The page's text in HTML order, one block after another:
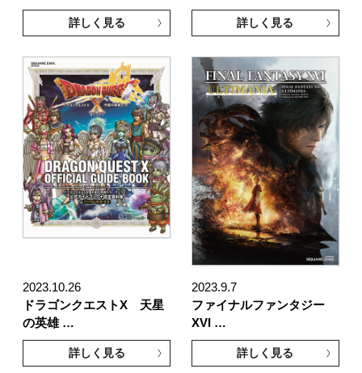
詳しく見る 詳しく見る
2023.10.26
ドラゴンクエストX 天星
の英雄 …
詳しく見る
2023.9.7
ファイナルファンタジー
XVI …
詳しく見る